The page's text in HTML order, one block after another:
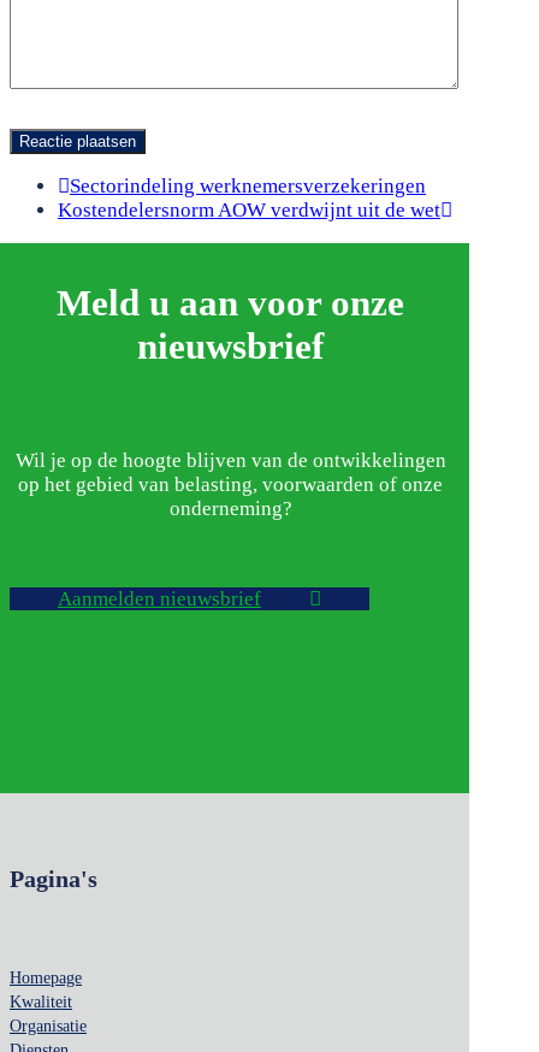
previous
post:
Sectorindeling werknemersverzekeringen
next
Kostendelersnorm AOW verdwijnt uit de wet
Meld u aan voor onze
nieuwsbrief
Wil je op de hoogte blijven van de ontwikkelingen
op het gebied van belasting, voorwaarden of onze
onderneming?
Aanmelden nieuwsbrief
Pagina's
Homepage
Kwaliteit
Organisatie